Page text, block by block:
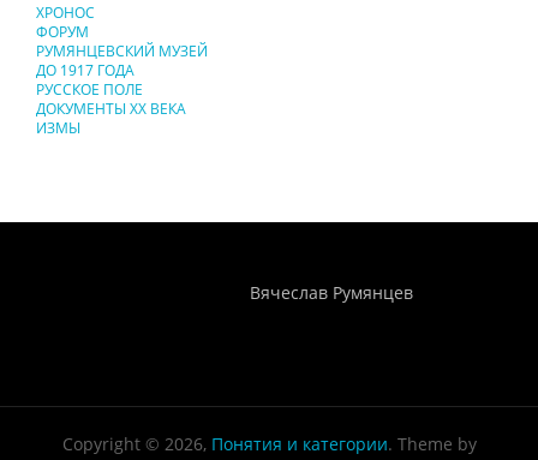
ХРОНОС
ФОРУМ
РУМЯНЦЕВСКИЙ МУЗЕЙ
ДО 1917 ГОДА
РУССКОЕ ПОЛЕ
ДОКУМЕНТЫ XX ВЕКА
ИЗМЫ
Вячеслав Румянцев
Copyright © 2026, Понятия и категории. Theme by